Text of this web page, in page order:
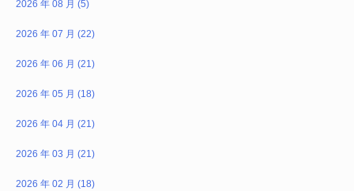
2026 年 08 月 (5)
2026 年 07 月 (22)
2026 年 06 月 (21)
2026 年 05 月 (18)
2026 年 04 月 (21)
2026 年 03 月 (21)
2026 年 02 月 (18)